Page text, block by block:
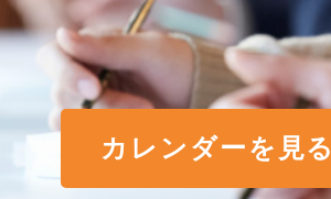
カレンダーを見る